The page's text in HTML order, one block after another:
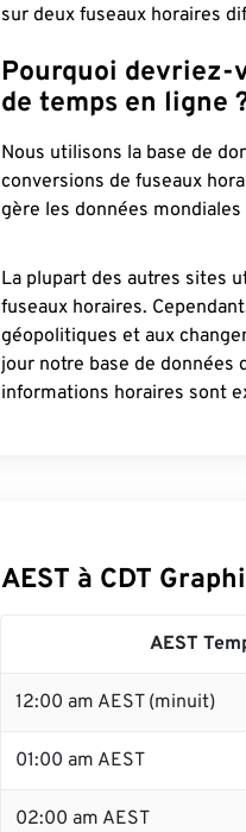
sur deux fuseaux horaires
Pourquoi devriez-
de temps en ligne
Nous utilisons la base de
conversions de fuseaux
gère les données
La plupart des autres sites
fuseaux horaires.
géopolitiques et aux
jour notre base de données
informations horaires sont
AEST à CDT
AEST
12:00 am AEST (minuit)
01:00 am AEST
02:00 am AEST